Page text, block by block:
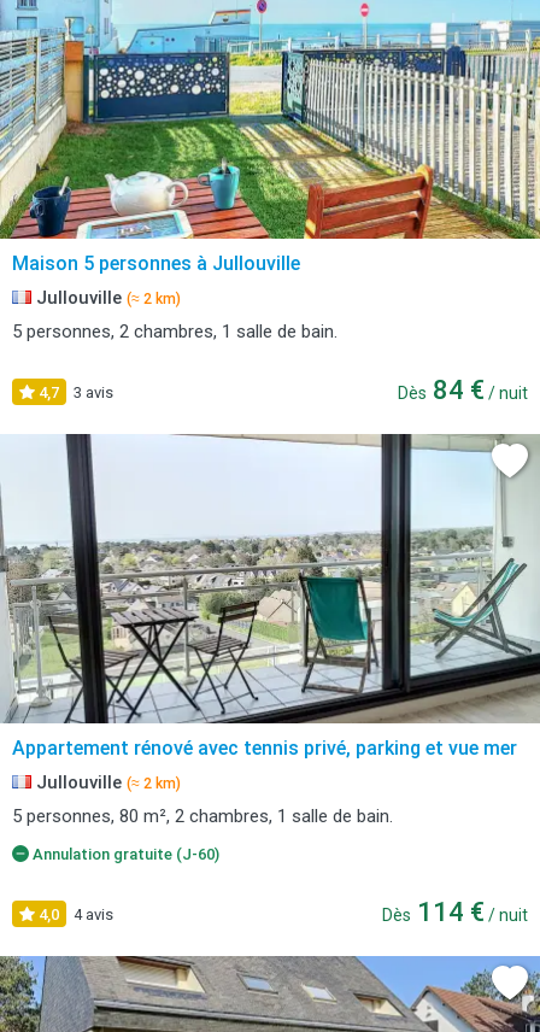
Maison 5 personnes à Jullouville
Jullouville (≈ 2 km)
5 personnes, 2 chambres, 1 salle de bain.
4,7 3 avis Dès 84 € / nuit
Appartement rénové avec tennis privé, parking et vue mer
Jullouville (≈ 2 km)
5 personnes, 80 m², 2 chambres, 1 salle de bain.
Annulation gratuite (J-60)
4,0 4 avis Dès 114 € / nuit